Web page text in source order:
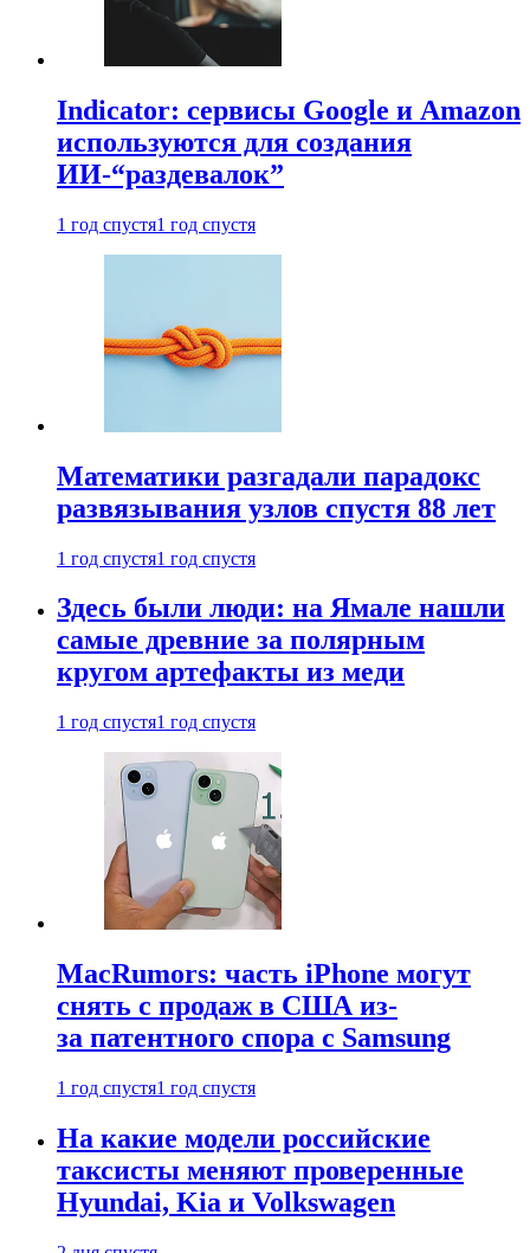
Indicator: сервисы Google и Amazon
используются для создания
ИИ-“раздевалок”
1 год спустя1 год спустя
Математики разгадали парадокс
развязывания узлов спустя 88 лет
1 год спустя1 год спустя
Здесь были люди: на Ямале нашли
самые древние за полярным
кругом артефакты из меди
1 год спустя1 год спустя
MacRumors: часть iPhone могут
снять с продаж в США из-
за патентного спора с Samsung
1 год спустя1 год спустя
На какие модели российские
таксисты меняют проверенные
Hyundai, Kia и Volkswagen